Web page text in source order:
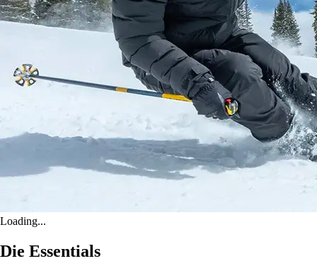
Loading...
Die Essentials